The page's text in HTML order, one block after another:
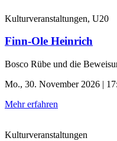
Kulturveranstaltungen, U20
Finn-Ole Heinrich
Bosco Rübe und die
Mo., 30. November 2026 |
Mehr erfahren
Kulturveranstaltungen